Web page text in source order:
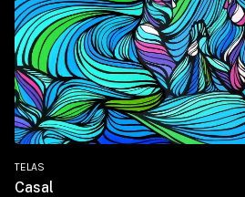
TELAS
Casal